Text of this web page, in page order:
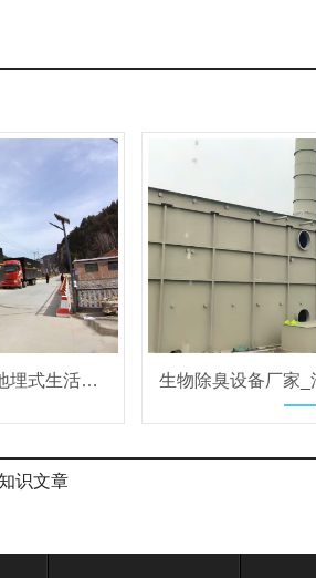
一体化污水处理设备_地埋式生活工业污水成套处理装置厂家
识文章